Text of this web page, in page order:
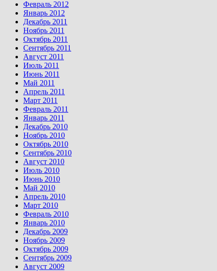
Февраль 2012
Январь 2012
Декабрь 2011
Ноябрь 2011
Октябрь 2011
Сентябрь 2011
Август 2011
Июль 2011
Июнь 2011
Май 2011
Апрель 2011
Март 2011
Февраль 2011
Январь 2011
Декабрь 2010
Ноябрь 2010
Октябрь 2010
Сентябрь 2010
Август 2010
Июль 2010
Июнь 2010
Май 2010
Апрель 2010
Март 2010
Февраль 2010
Январь 2010
Декабрь 2009
Ноябрь 2009
Октябрь 2009
Сентябрь 2009
Август 2009